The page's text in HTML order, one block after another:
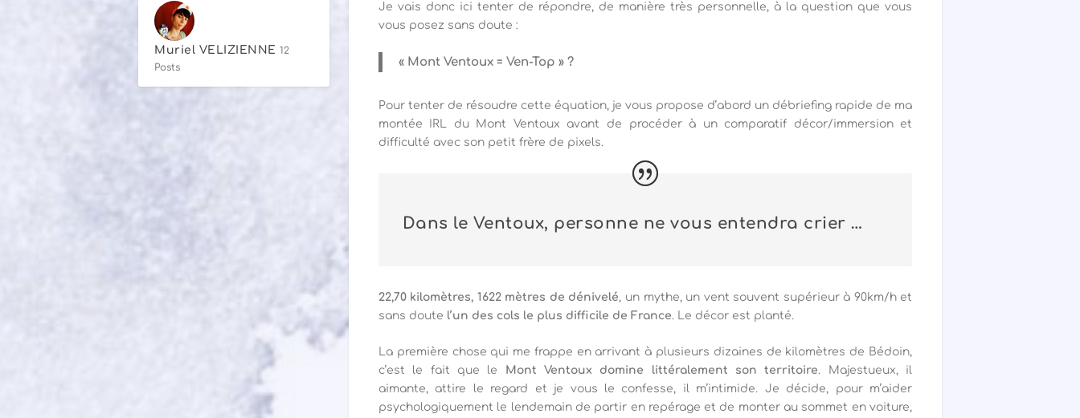
Je vais donc ici tenter de répondre, de manière très personnelle, à la question que vous
vous posez sans doute :
« Mont Ventoux = Ven-Top » ?
Pour tenter de résoudre cette équation, je vous propose d’abord un débriefing rapide de ma
montée IRL du Mont Ventoux avant de procéder à un comparatif décor/immersion et
difficulté avec son petit frère de pixels.
Dans le Ventoux, personne ne vous entendra crier …
22,70 kilomètres, 1622 mètres de dénivelé, un mythe, un vent souvent supérieur à 90km/h et
sans doute l’un des cols le plus difficile de France. Le décor est planté.
La première chose qui me frappe en arrivant à plusieurs dizaines de kilomètres de Bédoin,
c’est le fait que le
Mont Ventoux domine littéralement son territoire. Majestueux, il
aimante, attire le regard et je vous le confesse, il m’intimide. Je décide, pour m’aider
psychologiquement le lendemain de partir en repérage et de monter au sommet en voiture,
Muriel VELIZIENNE 12
Posts